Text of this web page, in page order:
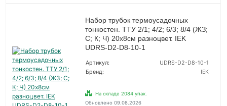
Набор трубок термоусадочных
тонкостен. ТТУ 2/1; 4/2; 6/3; 8/4 (ЖЗ;
С; К; Ч) 20х8см разноцвет. IEK
UDRS-D2-D8-10-1
Артикул:
UDRS-D2-D8-10-1
Бренд:
IEK
На складе 2084 упак.
Обновлено 09.08.2026